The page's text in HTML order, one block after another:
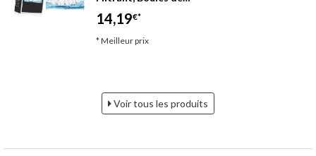
14,19€*
* Meilleur prix
Voir tous les produits